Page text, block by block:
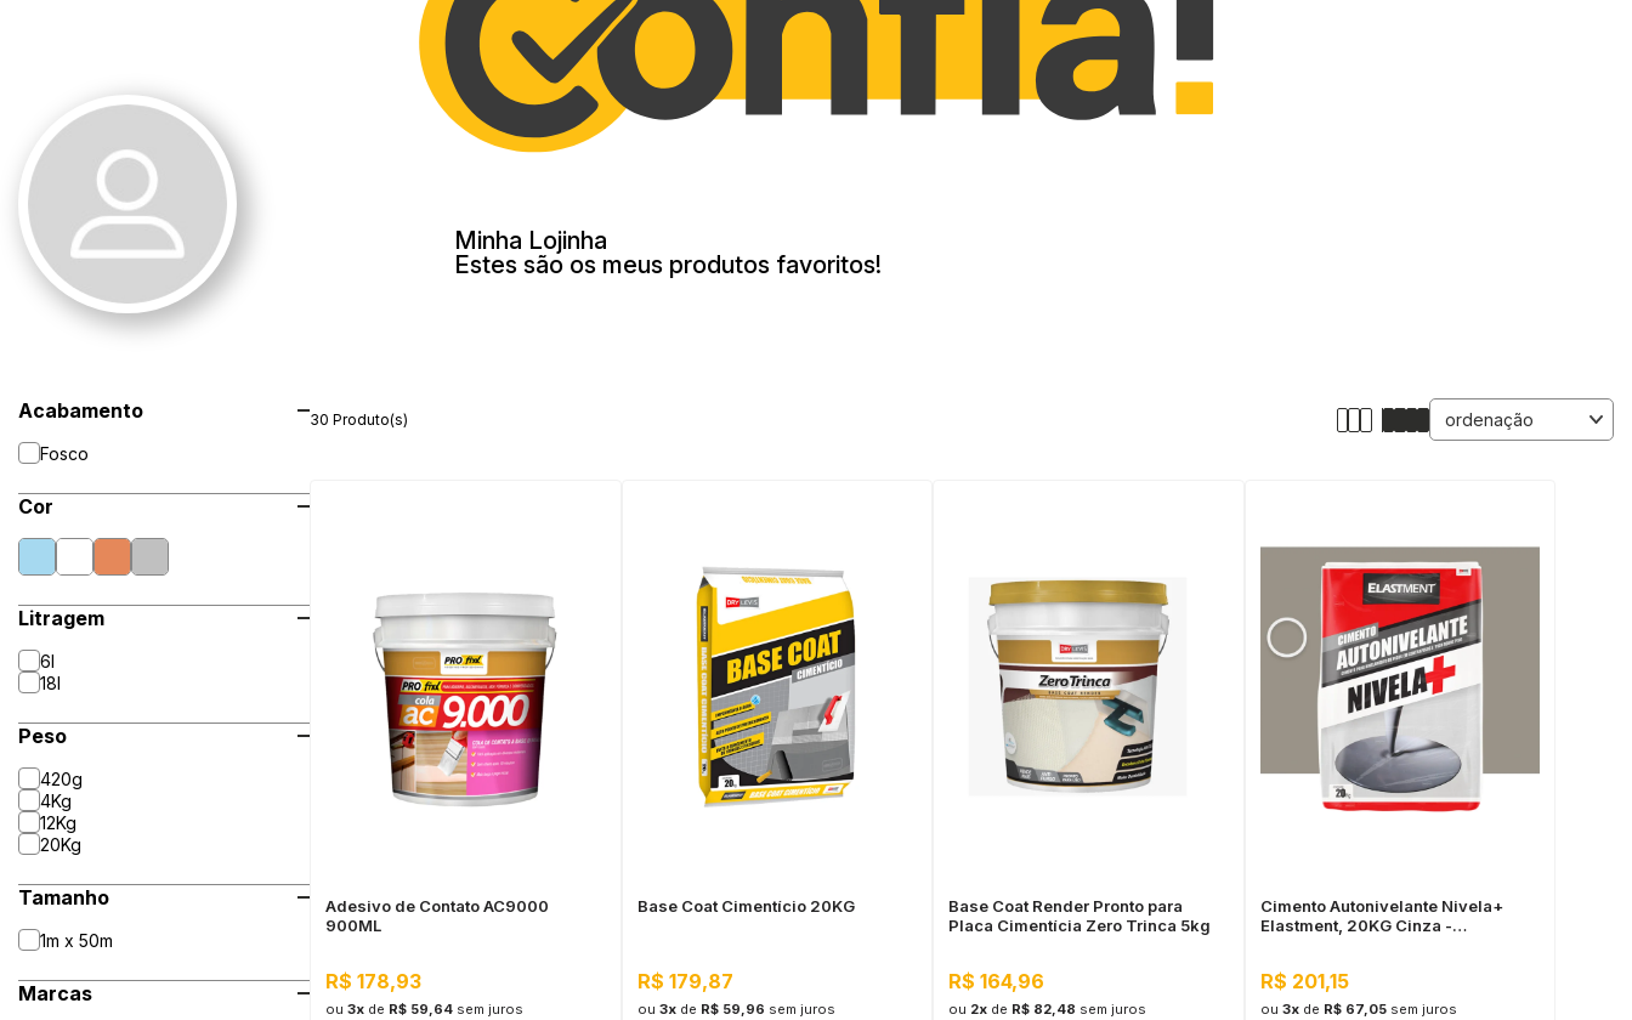
Minha Lojinha
Estes são os meus produtos favoritos!
Acabamento
Fosco
Cor
Litragem
6l
18l
Peso
420g
4Kg
12Kg
20Kg
Tamanho
1m x 50m
Marcas
30 Produto(s)
Adesivo de Contato AC9000
900ML
R$ 178,93
ou 3x de R$ 59,64 sem juros
Base Coat Cimentício 20KG
R$ 179,87
ou 3xde R$ 59,96 sem juros
Base Coat Render Pronto para
Placa Cimentícia Zero Trinca 5kg
R$ 164,96
ou 2x de R$ 82,48 sem juros
Cimento Autonivelante Nivela+
Elastment, 20KG Cinza -
R$ 201,15
ou 3xde R$ 67,05 sem juros